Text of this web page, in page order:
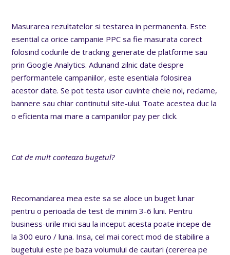
Masurarea rezultatelor si testarea in permanenta. Este
esential ca orice campanie PPC sa fie masurata corect
folosind codurile de tracking generate de platforme sau
prin Google Analytics. Adunand zilnic date despre
performantele campaniilor, este esentiala folosirea
acestor date. Se pot testa usor cuvinte cheie noi, reclame,
bannere sau chiar continutul site-ului. Toate acestea duc la
o eficienta mai mare a campaniilor pay per click.
Cat de mult conteaza bugetul?
Recomandarea mea este sa se aloce un buget lunar
pentru o perioada de test de minim 3-6 luni. Pentru
business-urile mici sau la inceput acesta poate incepe de
la 300 euro / luna. Insa, cel mai corect mod de stabilire a
bugetului este pe baza volumului de cautari (cererea pe